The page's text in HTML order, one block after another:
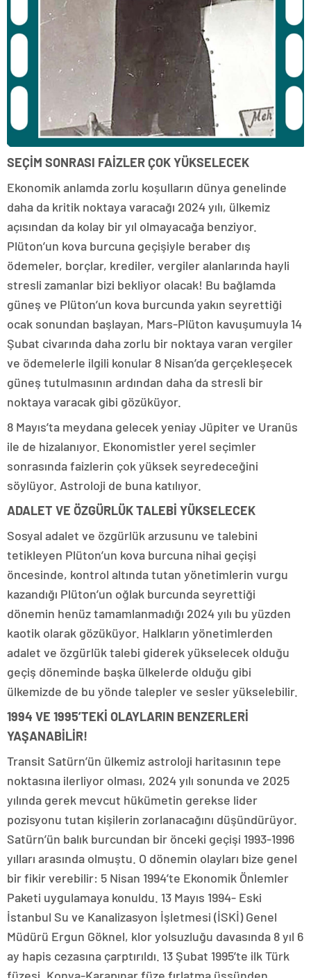
SEÇİM SONRASI FAİZLER ÇOK YÜKSELECEK
Ekonomik anlamda zorlu koşulların dünya genelinde
daha da kritik noktaya varacağı 2024 yılı, ülkemiz
açısından da kolay bir yıl olmayacağa benziyor.
Plüton’un kova burcuna geçişiyle beraber dış
ödemeler, borçlar, krediler, vergiler alanlarında hayli
stresli zamanlar bizi bekliyor olacak! Bu bağlamda
güneş ve Plüton’un kova burcunda yakın seyrettiği
ocak sonundan başlayan, Mars-Plüton kavuşumuyla 14
Şubat civarında daha zorlu bir noktaya varan vergiler
ve ödemelerle ilgili konular 8 Nisan’da gerçekleşecek
güneş tutulmasının ardından daha da stresli bir
noktaya varacak gibi gözüküyor.
8 Mayıs’ta meydana gelecek yeniay Jüpiter ve Uranüs
ile de hizalanıyor. Ekonomistler yerel seçimler
sonrasında faizlerin çok yüksek seyredeceğini
söylüyor. Astroloji de buna katılıyor.
ADALET VE ÖZGÜRLÜK TALEBİ YÜKSELECEK
Sosyal adalet ve özgürlük arzusunu ve talebini
tetikleyen Plüton’un kova burcuna nihai geçişi
öncesinde, kontrol altında tutan yönetimlerin vurgu
kazandığı Plüton’un oğlak burcunda seyrettiği
dönemin henüz tamamlanmadığı 2024 yılı bu yüzden
kaotik olarak gözüküyor. Halkların yönetimlerden
adalet ve özgürlük talebi giderek yükselecek olduğu
geçiş döneminde başka ülkelerde olduğu gibi
ülkemizde de bu yönde talepler ve sesler yükselebilir.
1994 VE 1995’TEKİ OLAYLARIN BENZERLERİ
YAŞANABİLİR!
Transit Satürn’ün ülkemiz astroloji haritasının tepe
noktasına ilerliyor olması, 2024 yılı sonunda ve 2025
yılında gerek mevcut hükümetin gerekse lider
pozisyonu tutan kişilerin zorlanacağını düşündürüyor.
Satürn’ün balık burcundan bir önceki geçişi 1993-1996
yılları arasında olmuştu. O dönemin olayları bize genel
bir fikir verebilir: 5 Nisan 1994’te Ekonomik Önlemler
Paketi uygulamaya konuldu. 13 Mayıs 1994- Eski
İstanbul Su ve Kanalizasyon İşletmesi (İSKİ) Genel
Müdürü Ergun Göknel, klor yolsuzluğu davasında 8 yıl 6
ay hapis cezasına çarptırıldı. 13 Şubat 1995’te ilk Türk